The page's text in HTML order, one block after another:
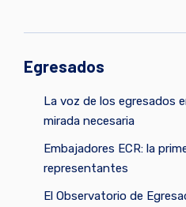
Egresados
La voz de los egresados
mirada necesaria
Embajadores ECR: la
representantes
El Observatorio de